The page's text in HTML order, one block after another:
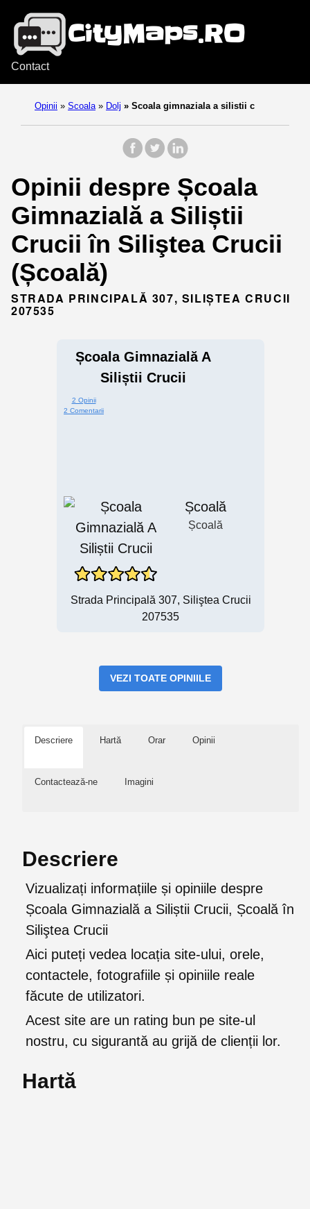
Contact
Opinii » Scoala » Dolj » Scoala gimnaziala a silistii c
Opinii despre Școala
Gimnazială a Siliștii
Crucii în Siliştea Crucii
(Școală)
STRADA PRINCIPALĂ 307, SILIŞTEA CRUCII
207535
Școala Gimnazială A
Siliștii Crucii
2 Opinii
2 Comentarii
Școală
Școală
Strada Principală 307, Siliştea Crucii
207535
VEZI TOATE OPINIILE
Descriere Hartă Orar Opinii
Contactează-ne Imagini
Descriere
Vizualizați informațiile și opiniile despre
Școala Gimnazială a Siliștii Crucii, Școală în
Siliştea Crucii
Aici puteți vedea locația site-ului, orele,
contactele, fotografiile și opiniile reale
făcute de utilizatori.
Acest site are un rating bun pe site-ul
nostru, cu sigurantă au grijă de clienții lor.
Hartă